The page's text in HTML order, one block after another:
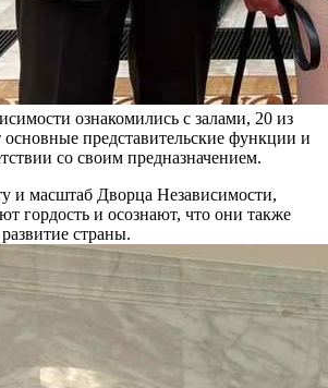
ознакомились с залами, 20 из
представительские функции и
со своим предназначением.
и масштаб Дворца Независимости,
гордость и осознают, что они также
страны.